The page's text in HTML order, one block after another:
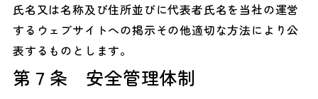
氏名又は名称及び住所並びに代表者氏名を当社の運営
するウェブサイトへの掲示その他適切な方法により公
表するものとします。
第７条 安全管理体制